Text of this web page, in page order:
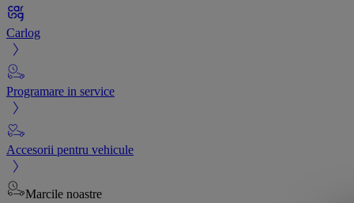
Carlog
Programare in service
Accesorii pentru vehicule
Marcile noastre